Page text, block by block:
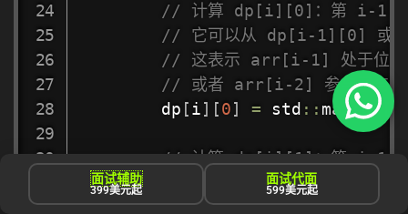
// 计算 dp[i][0]：第 i-1 个元
// 它可以从 dp[i-1][0] 或
// 这表示 arr[i-1] 处于位置
// 或者 arr[i-2] 参与了
        dp
[i] [0] = std :: max(dp[ i
// 计算 dp[i][1]：第 i-1 个
// 这种情况只能从 dp[i-
// 就不能再和 arr[i-1] 交换
面试辅助
399美元起
面试代面
599美元起